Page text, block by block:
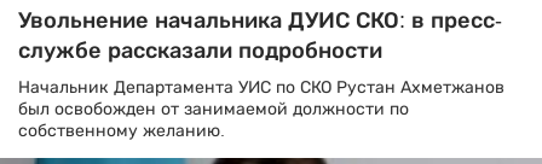
Увольнение начальника ДУИС СКО: в пресс-
службе рассказали подробности
Начальник Департамента УИС по СКО Рустан Ахметжанов
был освобожден от занимаемой должности по
собственному желанию.